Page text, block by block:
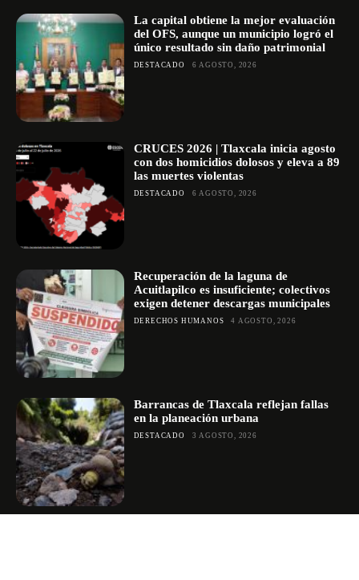
La capital obtiene la mejor evaluación
del OFS, aunque un municipio logró el
único resultado sin daño patrimonial
DESTACADO 6 AGOSTO, 2026
CRUCES 2026 | Tlaxcala inicia agosto
con dos homicidios dolosos y eleva a 89
las muertes violentas
DESTACADO 6 AGOSTO, 2026
Recuperación de la laguna de
Acuitlapilco es insuficiente; colectivos
exigen detener descargas municipales
DERECHOS HUMANOS 4 AGOSTO, 2026
Barrancas de Tlaxcala reflejan fallas
en la planeación urbana
DESTACADO 3 AGOSTO, 2026